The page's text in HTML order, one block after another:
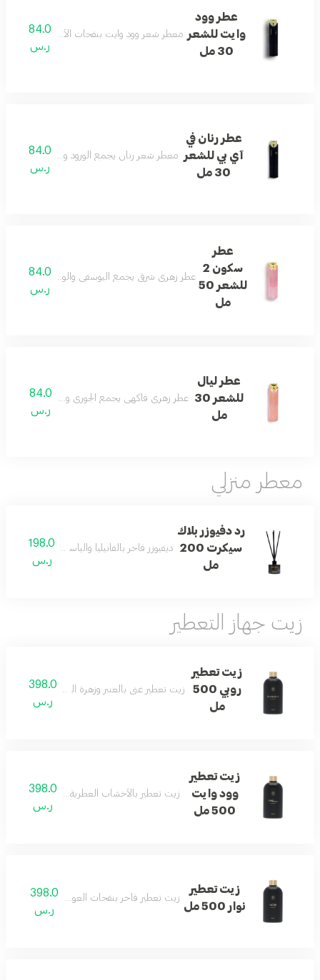
عطر وود
وايت للشعر
30 مل
معطر شعر وود وايت بنفحات الأخشاب البيضاء
84.0
ر.س
عطر رنان في
آي بي للشعر
30 مل
معطر شعر رنان يجمع الورود والمسك مع لمسات
84.0
ر.س
عطر
سكون 2
للشعر 50
مل
عطر زهري شرقي يجمع اليوسفي والورد الأبيض
84.0
ر.س
عطر ليال
للشعر 30
مل
عطر زهري فاكهي يجمع الجوري والبطيخ والجيرانيوم
84.0
ر.س
معطر منزلي
رد دفيوزر بلاك
سيكرت 200
مل
ديفيوزر فاخر بالفانيليا والياسمين والمسك
198.0
ر.س
زيت جهاز التعطير
زيت تعطير
روبي 500
مل
زيت تعطير غني بالعنبر وزهرة البرتقال لإحساس
398.0
ر.س
زيت تعطير
وود وايت
500 مل
زيت تعطير بالأخشاب العطرية والخزامى يجمع
398.0
ر.س
زيت تعطير
نوار 500 مل
زيت تعطير فاخر بنفحات العود والتوباكو لأجواء
398.0
ر.س